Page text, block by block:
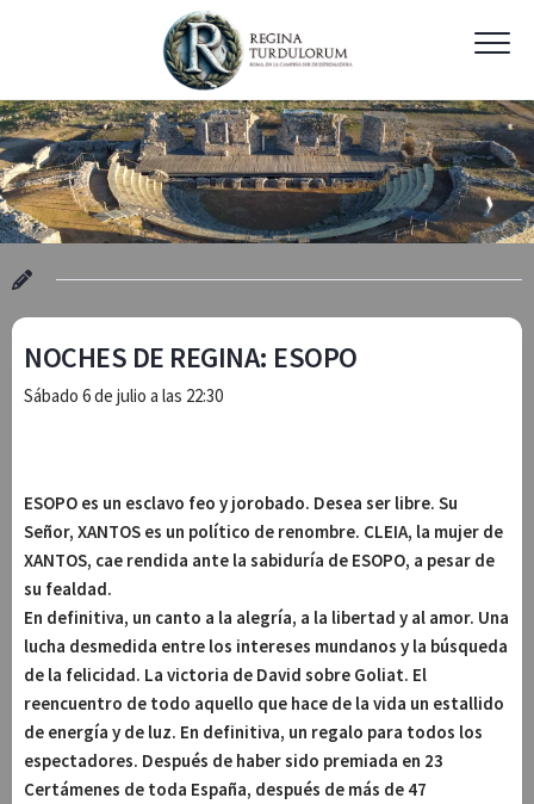
NOCHES DE REGINA: ESOPO
Sábado 6 de julio a las 22:30
ESOPO es un esclavo feo y jorobado. Desea ser libre. Su
Señor, XANTOS es un político de renombre. CLEIA, la mujer de
XANTOS, cae rendida ante la sabiduría de ESOPO, a pesar de
su fealdad.
En definitiva, un canto a la alegría, a la libertad y al amor. Una
lucha desmedida entre los intereses mundanos y la búsqueda
de la felicidad. La victoria de David sobre Goliat. El
reencuentro de todo aquello que hace de la vida un estallido
de energía y de luz. En definitiva, un regalo para todos los
espectadores. Después de haber sido premiada en 23
Certámenes de toda España, después de más de 47